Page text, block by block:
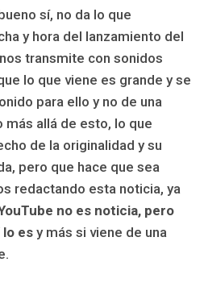
sí, no da lo que
y hora del lanzamiento del
transmite con sonidos
lo que viene es grande y se
para ello y no de una
más allá de esto, lo que
de la originalidad y su
pero que hace que sea
redactando esta noticia, ya
no es noticia, pero
es y más si viene de una